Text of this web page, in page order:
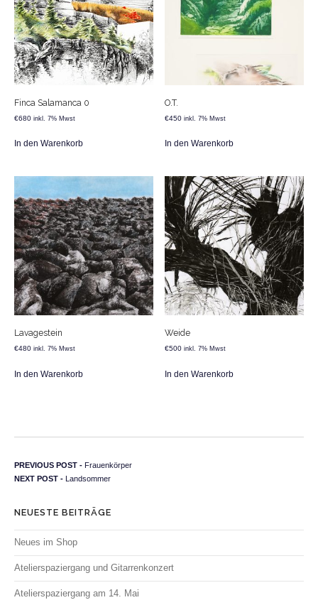
Finca Salamanca 0
€680 inkl. 7% Mwst
In den Warenkorb
O.T.
€450 inkl. 7% Mwst
In den Warenkorb
Lavagestein
€480 inkl. 7% Mwst
In den Warenkorb
Weide
€500 inkl. 7% Mwst
In den Warenkorb
Beitragsnavigation
PREVIOUS POST - Previous post:
Frauenkörper
NEXT POST - Next post:
Landsommer
NEUESTE BEITRÄGE
Neues im Shop
Atelierspaziergang und Gitarrenkonzert
Atelierspaziergang am 14. Mai